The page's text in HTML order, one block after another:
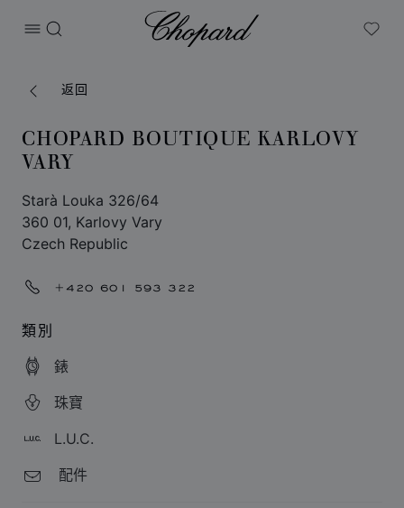
打开菜单
搜索
Chopard
My
返回
CHOPARD BOUTIQUE KARLOVY
VARY
Starà Louka 326/64
360 01, Karlovy Vary
Czech Republic
+420 601 593 322
類別
錶
珠寶
L.U.C.
配件